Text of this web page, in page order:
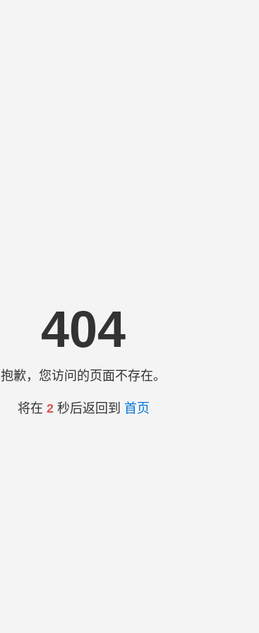
404
抱歉，您访问的页面不存在。
将在 2秒后返回到 首页